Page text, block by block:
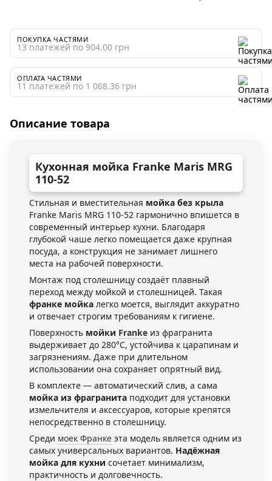
ПОКУПКА ЧАСТЯМИ
13 платежей по 904.00 грн
ОПЛАТА ЧАСТЯМИ
11 платежей по 1 068.36 грн
Описание товара
Кухонная мойка Franke Maris MRG
110-52
Стильная и вместительная мойка без крыла
Franke Maris MRG 110-52 гармонично впишется в
современный интерьер кухни. Благодаря
глубокой чаше легко помещается даже крупная
посуда, а конструкция не занимает лишнего
места на рабочей поверхности.
Монтаж под столешницу создаёт плавный
переход между мойкой и столешницей. Такая
франке мойка легко моется, выглядит аккуратно
и отвечает строгим требованиям к гигиене.
Поверхность мойки Franke из фрагранита
выдерживает до 280°C, устойчива к царапинам и
загрязнениям. Даже при длительном
использовании она сохраняет опрятный вид.
В комплекте — автоматический слив, а сама
мойка из фрагранита подходит для установки
измельчителя и аксессуаров, которые крепятся
непосредственно в столешницу.
Среди моек Франке эта модель является одним из
самых универсальных вариантов. Надёжная
мойка для кухни сочетает минимализм,
практичность и долговечность.